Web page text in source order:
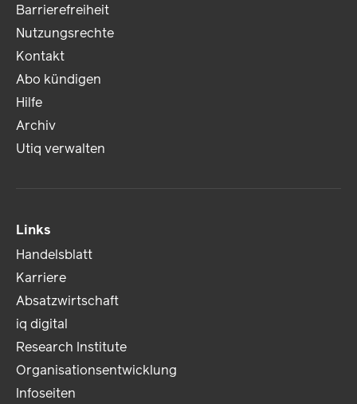
Barrierefreiheit
Nutzungsrechte
Kontakt
Abo kündigen
Hilfe
Archiv
Utiq verwalten
Links
Handelsblatt
Karriere
Absatzwirtschaft
iq digital
Research Institute
Organisationsentwicklung
Infoseiten